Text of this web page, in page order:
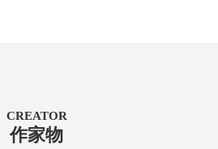
CREATOR
作家物